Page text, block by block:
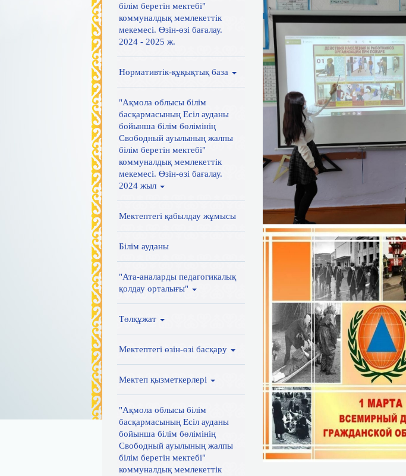
білім беретін мектебі"
коммуналдық мемлекеттік
мекемесі. Өзін-өзі бағалау.
2024 - 2025 ж.
Нормативтік-құқықтық база
"Ақмола облысы білім
басқармасының Есіл ауданы
бойынша білім бөлімінің
Свободный ауылының жалпы
білім беретін мектебі"
коммуналдық мемлекеттік
мекемесі. Өзін-өзі бағалау.
2024 жыл
Мектептегі қабылдау жұмысы
Білім ауданы
"Ата-аналарды педагогикалық
қолдау орталығы"
Төлқұжат
Мектептегі өзін-өзі басқару
Мектеп қызметкерлері
"Ақмола облысы білім
басқармасының Есіл ауданы
бойынша білім бөлімінің
Свободный ауылының жалпы
білім беретін мектебі"
коммуналдық мемлекеттік